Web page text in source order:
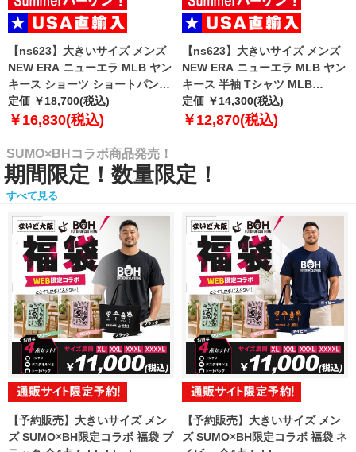
【ns623】大きいサイズ メンズ
NEW ERA ニューエラ MLB ヤン
キース ショーツ ショートパンツ
ハーフパンツ MLB WASHED
NEW YORK YANKEES T-SHIRT
定価 ￥18,700(税込)
￥16,830(税込)
【ns623】大きいサイズ メンズ
NEW ERA ニューエラ MLB ヤン
キース 半袖 Tシャツ MLB
WASHED NEW YORK YANKEES
T-SHIRT USA直輸入 60771645
定価 ￥14,300(税込)
￥12,870(税込)
SUMO×BHコラボ商品発売！
期間限定！数量限定！
すべて見る
【予約販売】大きいサイズ メン
ズ SUMO×BH限定コラボ 福袋 ブ
【予約販売】大きいサイズ メン
ズ SUMO×BH限定コラボ 福袋 ネ